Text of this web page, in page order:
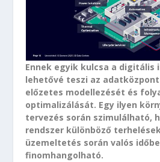
Ennek egyik kulcsa a digitális
lehetővé teszi az
előzetes modellezését és
optimalizálását. Egy ilyen
tervezés során szimulálható,
rendszer különböző
üzemeltetés során valós
finomhangolható.